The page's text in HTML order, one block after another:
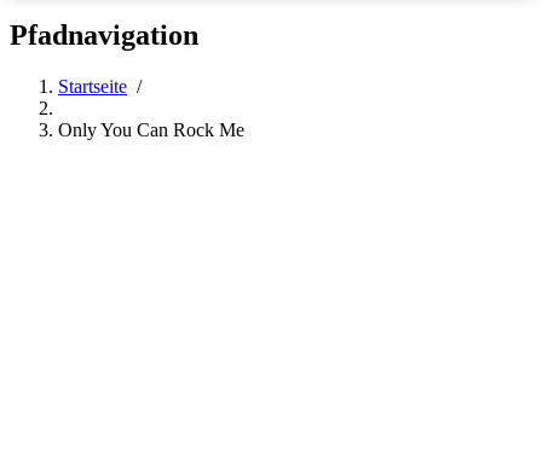
Pfadnavigation
Startseite /
Only You Can Rock Me